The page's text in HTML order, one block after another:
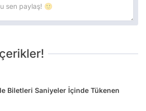
Biletleri Saniyeler İçinde Tükenen